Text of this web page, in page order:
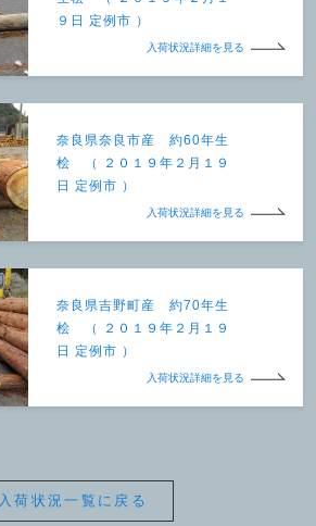
９日 定例市 ）
入荷状況詳細を見る
奈良県奈良市産 約60年生
桧 （ ２０１９年２月１９
日 定例市 ）
入荷状況詳細を見る
奈良県吉野町産 約70年生
桧 （ ２０１９年２月１９
日 定例市 ）
入荷状況詳細を見る
入荷状況一覧に戻る